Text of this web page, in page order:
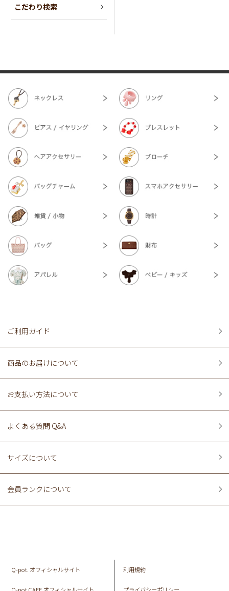
こだわり検索
ご利用ガイド
商品のお届けについて
お支払い方法について
よくある質問 Q&A
サイズについて
会員ランクについて
Q-pot. オフィシャルサイト 利用規約